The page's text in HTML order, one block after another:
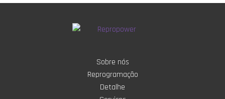
Sobre nós
Reprogramação
Detalhe